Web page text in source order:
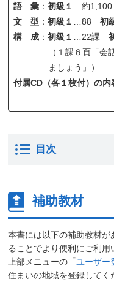
語 彙 ：初級１ …約
文 型 ：初級１ …88初
構 成 ：初級１ …22課
（１課６頁「会
ましょう」）
付属CD（各１枚付）の内
目次
補助教材
本書には以下の補助教材
ることでより便利にご利用
上部メニューの「ユーザー
住まいの地域を登録してく